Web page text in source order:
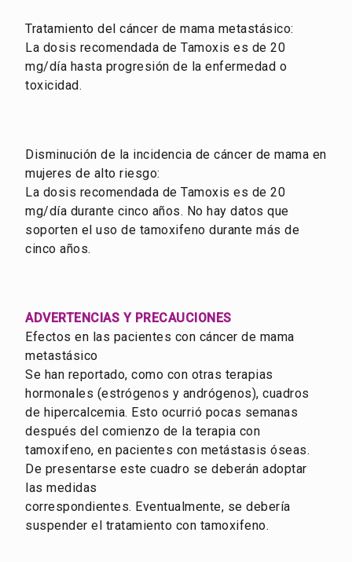
Tratamiento del cáncer de mama metastásico:
La dosis recomendada de Tamoxis es de 20
mg/día hasta progresión de la enfermedad o
toxicidad.
Disminución de la incidencia de cáncer de mama en
mujeres de alto riesgo:
La dosis recomendada de Tamoxis es de 20
mg/día durante cinco años. No hay datos que
soporten el uso de tamoxifeno durante más de
cinco años.
ADVERTENCIAS Y PRECAUCIONES
Efectos en las pacientes con cáncer de mama
metastásico
Se han reportado, como con otras terapias
hormonales (estrógenos y andrógenos), cuadros
de hipercalcemia. Esto ocurrió pocas semanas
después del comienzo de la terapia con
tamoxifeno, en pacientes con metástasis óseas.
De presentarse este cuadro se deberán adoptar
las medidas
correspondientes. Eventualmente, se debería
suspender el tratamiento con tamoxifeno.